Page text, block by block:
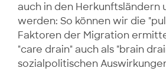
auch in den Herkunftsländern
werden: So können wir die
Faktoren der Migration
"care drain" auch als "brain
sozialpolitischen